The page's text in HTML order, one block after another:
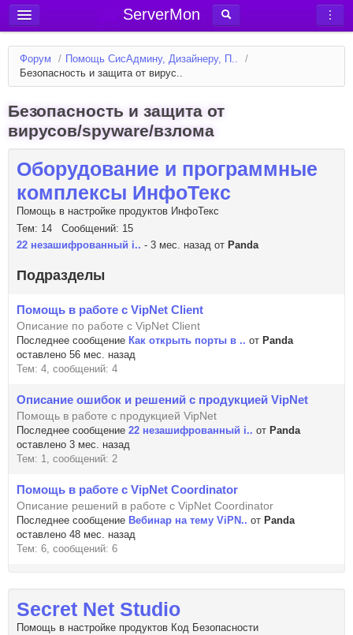
ServerMon
Добавить сервер
Мониторинг серверов
Форум
Вход в аккаунт
Форум / Помощь СисАдмину, Дизайнеру, П..
/
Безопасность и защита от вирус..
Безопасность и защита от
вирусов/spyware/взлома
Оборудование и программные
комплексы ИнфоТекс
Помощь в настройке продуктов ИнфоТекс
Тем: 14 Сообщений: 15
22 незашифрованный i.. - 3 мес. назад от Panda
Подразделы
Помощь в работе с VipNet Client
Описание по работе с VipNet Client
Последнее сообщение Как открыть порты в .. от Panda
оставлено 56 мес. назад
Тем: 4, сообщений: 4
Описание ошибок и решений с продукцией VipNet
Помощь в работе с продукцией VipNet
Последнее сообщение 22 незашифрованный i.. от Panda
оставлено 3 мес. назад
Тем: 1, сообщений: 2
Помощь в работе с VipNet Coordinator
Описание решений в работе с VipNet Coordinator
Последнее сообщение Вебинар на тему ViPN.. от Panda
оставлено 48 мес. назад
Тем: 6, сообщений: 6
Secret Net Studio
Помощь в настройке продуктов Код Безопасности